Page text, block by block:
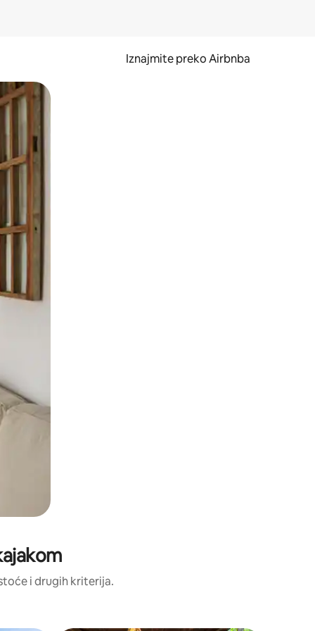
Iznajmite preko Airbnba
prstom po zaslonu.
i drugih kriterija.